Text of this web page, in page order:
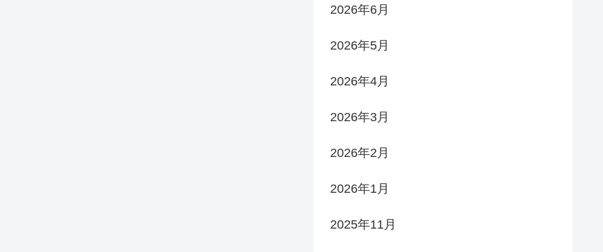
2026年6月
2026年5月
2026年4月
2026年3月
2026年2月
2026年1月
2025年11月